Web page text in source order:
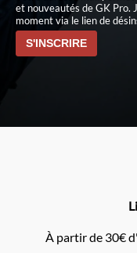
et nouveautés de GK Pro.
moment via le lien de
À partir de 30€